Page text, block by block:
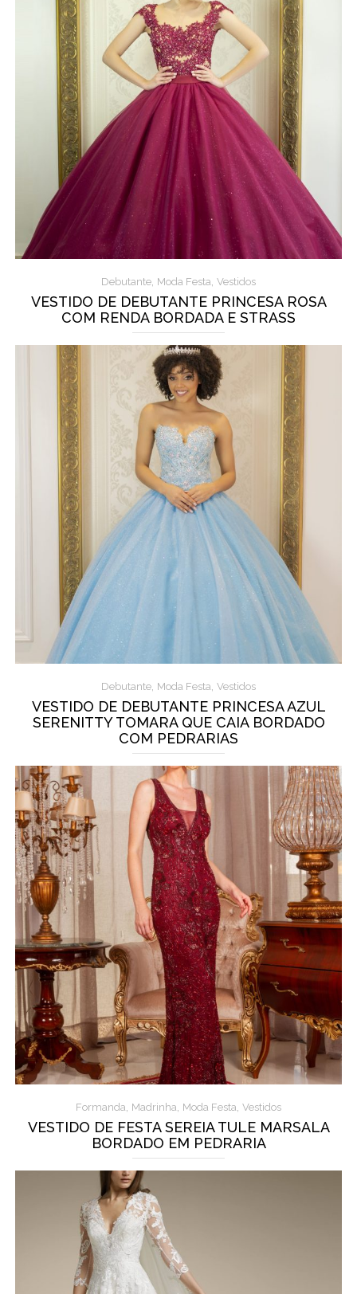
Debutante, Moda Festa, Vestidos
VESTIDO DE DEBUTANTE PRINCESA ROSA
COM RENDA BORDADA E STRASS
Debutante, Moda Festa, Vestidos
VESTIDO DE DEBUTANTE PRINCESA AZUL
SERENITTY TOMARA QUE CAIA BORDADO
COM PEDRARIAS
Formanda, Madrinha, Moda Festa, Vestidos
VESTIDO DE FESTA SEREIA TULE MARSALA
BORDADO EM PEDRARIA